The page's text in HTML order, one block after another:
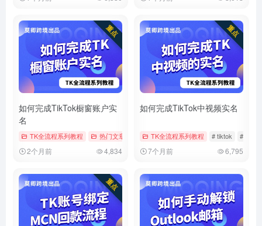
如何完成TikTok橱窗账户实
名
TK全流程系列教程 热门文章 # tiktok # 实名 # 实名认证
2个月前 4,834
如何完成TikTok中视频实名
TK全流程系列教程 # tiktok # 中视
7个月前 6,795